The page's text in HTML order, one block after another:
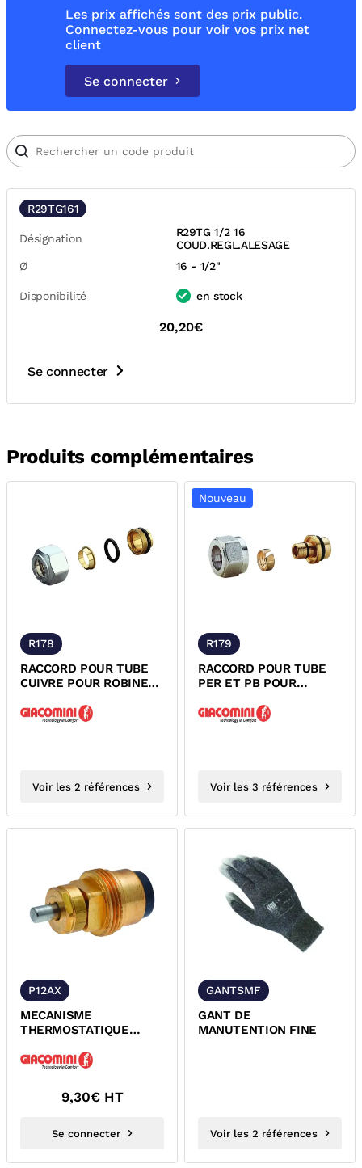
Les prix affichés sont des prix public.
Connectez-vous pour voir vos prix net
client
Se connecter
R29TG161
Désignation
R29TG 1/2 16
COUD.REGL.ALESAGE
Ø
16 - 1/2"
Disponibilité en stock
20,20€
Se connecter
Produits complémentaires
R178
RACCORD POUR TUBE
CUIVRE POUR ROBINET
SERIE ALESAGE...
Voir les 2 références
Nouveau
R179
RACCORD POUR TUBE
PER ET PB POUR
THERMOSTATISABLE
SERIE...
Voir les 3 références
P12AX
MECANISME
THERMOSTATIQUE
THERMOSTATISABLE
GIACOMINI
9,30€ HT
Se connecter
GANTSMF
GANT DE
MANUTENTION FINE
Voir les 2 références